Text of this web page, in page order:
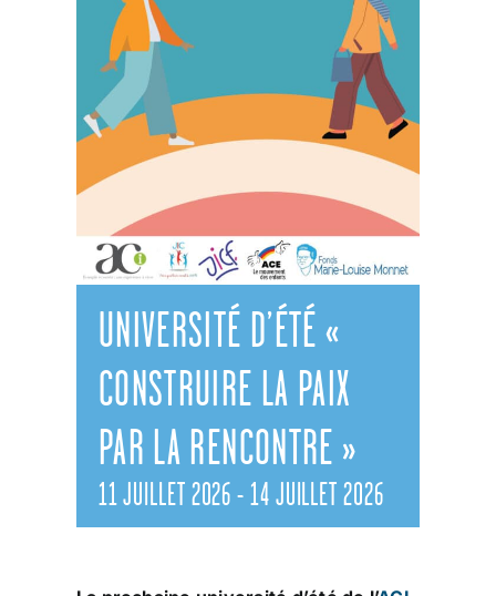
UNIVERSITÉ D’ÉTÉ «
CONSTRUIRE LA PAIX
PAR LA RENCONTRE »
11 JUILLET 2026-14 JUILLET 2026